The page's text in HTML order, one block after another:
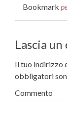
Bookmark
Lascia
Il tuo indirizzo
obbligatori
Commento